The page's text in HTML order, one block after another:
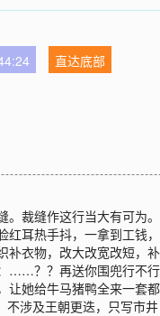
直达底部
裁缝作这行当大有可为
耳热手抖，一拿到工钱
衣物，改大改宽改短，
？？再送你围兜行不
她给牛马猪鸭全来一套
及王朝更迭，只写市